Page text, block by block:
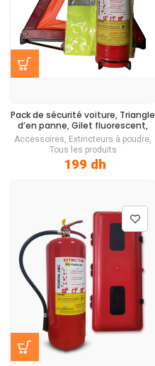
Pack de sécurité voiture, Triangle
d’en panne, Gilet fluorescent,
Extincteur poudre abc 1kg
Accessoires, Extincteurs à poudre,
Tous les produits
199 dh